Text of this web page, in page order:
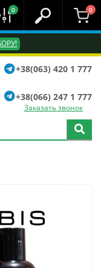
0 0
+38(063) 420 1 777
+38(066) 247 1 777
Заказать звонок